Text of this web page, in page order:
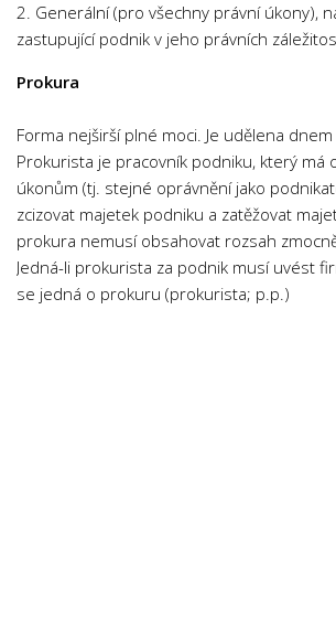
2. Generální (pro všechny právní úkony),
zastupující podnik v jeho právních
Prokura
Forma nejširší plné moci. Je udělena
Prokurista je pracovník podniku, který má
úkonům (tj. stejné oprávnění jako
zcizovat majetek podniku a zatěžovat
prokura nemusí obsahovat rozsah
Jedná-li prokurista za podnik musí uvést
se jedná o prokuru (prokurista; p.p.)